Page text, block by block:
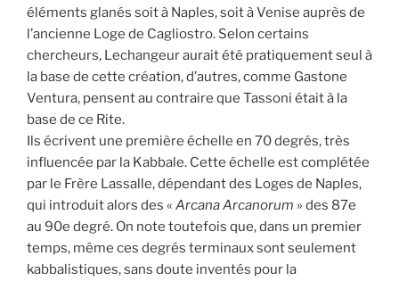
éléments glanés soit à Naples, soit à Venise auprès de
l’ancienne Loge de Cagliostro. Selon certains
chercheurs, Lechangeur aurait été pratiquement seul à
la base de cette création, d’autres, comme Gastone
Ventura, pensent au contraire que Tassoni était à la
base de ce Rite.
Ils écrivent une première échelle en 70 degrés, très
influencée par la Kabbale. Cette échelle est complétée
par le Frère Lassalle, dépendant des Loges de Naples,
qui introduit alors des « Arcana Arcanorum » des 87e
au 90e degré. On note toutefois que, dans un premier
temps, même ces degrés terminaux sont seulement
kabbalistiques, sans doute inventés pour la